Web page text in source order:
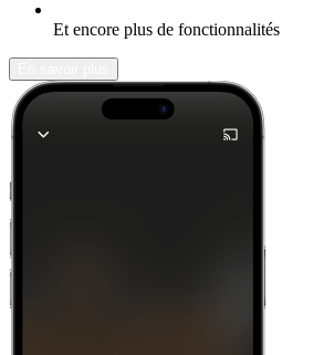
Et encore plus de fonctionnalités